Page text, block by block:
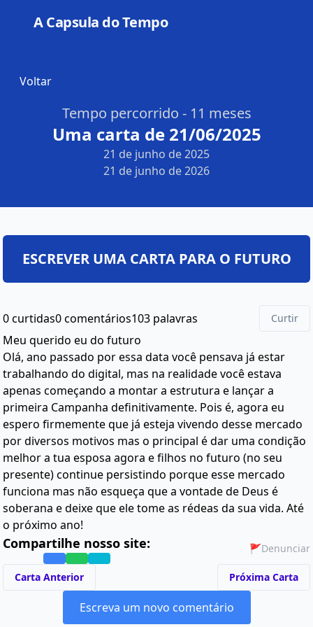
A Capsula do Tempo
Voltar
Tempo percorrido - 11 meses
Uma carta de 21/06/2025
21 de junho de 2025
21 de junho de 2026
0 curtidas0 comentários103 palavras Curtir
Meu querido eu do futuro
Olá, ano passado por essa data você pensava já estar
trabalhando do digital, mas na realidade você estava
apenas começando a montar a estrutura e lançar a
primeira Campanha definitivamente. Pois é, agora eu
espero firmemente que já esteja vivendo desse mercado
por diversos motivos mas o principal é dar uma condição
melhor a tua esposa agora e filhos no futuro (no seu
presente) continue persistindo porque esse mercado
funciona mas não esqueça que a vontade de Deus é
soberana e deixe que ele tome as rédeas da sua vida. Até
o próximo ano!
Compartilhe nosso site: 🚩Denunciar
Carta Anterior Próxima Carta
Escreva um novo comentário
ESCREVER UMA CARTA PARA O FUTURO